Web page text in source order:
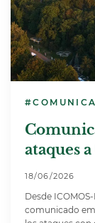
ataques
18/06/2026
Desde
comunicado